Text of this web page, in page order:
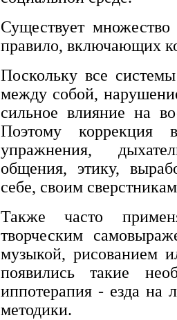
Существует
правило, включающих
Поскольку все
между собой,
сильное влияние на
Поэтому коррекция
упражнения,
общения, этику,
себе, своим
Также часто
творческим
музыкой, рисованием
появились такие
иппотерапия - езда на
методики.